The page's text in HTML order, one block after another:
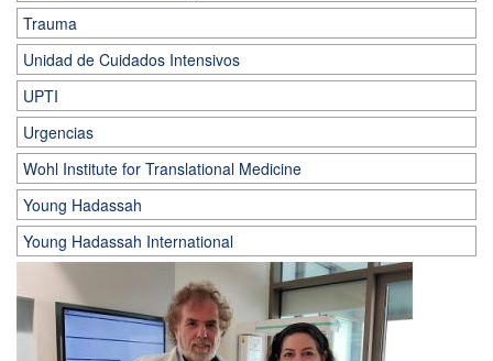
Trauma
Unidad de Cuidados Intensivos
UPTI
Urgencias
Wohl Institute for Translational Medicine
Young Hadassah
Young Hadassah International